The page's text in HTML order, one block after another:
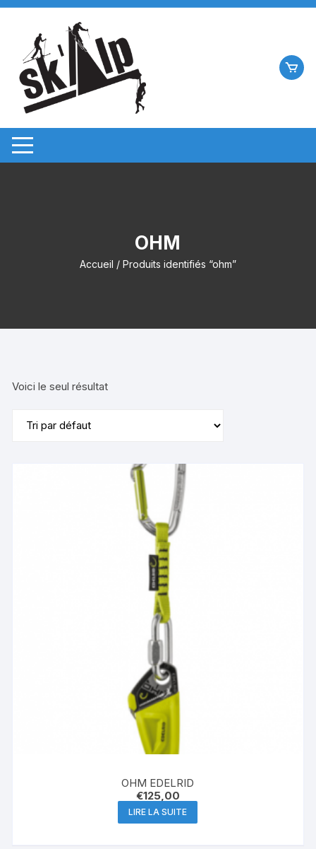
Aller
contenu
OHM
Accueil / Produits identifiés “ohm”
Voici le seul résultat
OHM EDELRID
€125,00
LIRE LA SUITE